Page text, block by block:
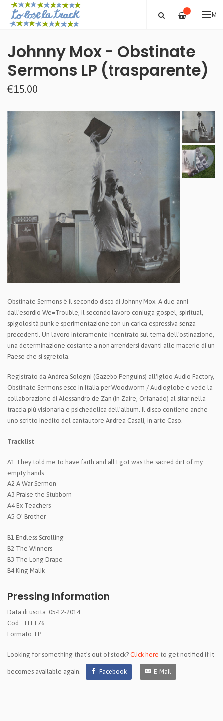
—
Johnny Mox - Obstinate
Sermons LP (trasparente)
€15.00
Obstinate Sermons è il secondo disco di Johnny Mox. A due anni
dall'esordio We=Trouble, il secondo lavoro coniuga gospel, spiritual,
spigolosità punk e sperimentazione con un carica espressiva senza
precedenti. Un lavoro interamente incentrato sul tema dell'ostinazione,
una determinazione costante a non arrendersi davanti alle macerie di un
Paese che si sgretola.
Registrato da Andrea Sologni (Gazebo Penguins) all'Igloo Audio Factory,
Obstinate Sermons esce in Italia per Woodworm / Audioglobe e vede la
collaborazione di Alessandro de Zan (In Zaire, Orfanado) al sitar nella
traccia più visionaria e psichedelica dell'album. Il disco contiene anche
uno scritto inedito del cantautore Andrea Casali, in arte Caso.
Tracklist
A1 They told me to have faith and all I got was the sacred dirt of my
empty hands
A2 A War Sermon
A3 Praise the Stubborn
A4 Ex Teachers
A5 O' Brother
B1 Endless Scrolling
B2 The Winners
B3 The Long Drape
B4 King Malik
Pressing Information
Data di uscita: 05-12-2014
Cod.: TLLT76
Formato: LP
Looking for something that's out of stock? Click here to get notified if it
becomes available again. Facebook E-Mail